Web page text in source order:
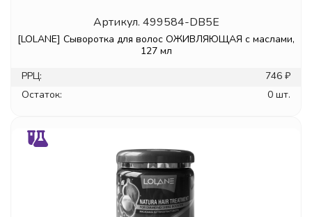
Артикул. 499584-DB5E
[LOLANE] Сыворотка для волос ОЖИВЛЯЮЩАЯ с маслами,
127 мл
РРЦ:
746 ₽
Остаток:
0 шт.